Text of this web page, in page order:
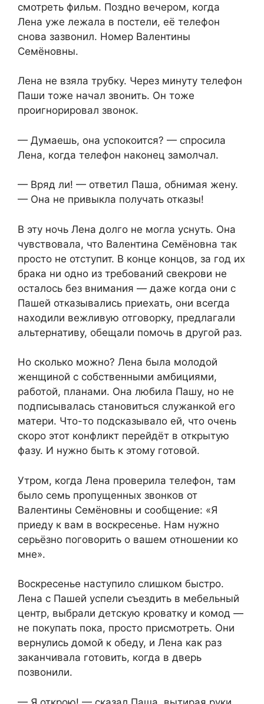
смотреть фильм. Поздно вечером, когда
Лена уже лежала в постели, её телефон
снова зазвонил. Номер Валентины
Семёновны.
Лена не взяла трубку. Через минуту телефон
Паши тоже начал звонить. Он тоже
проигнорировал звонок.
— Думаешь, она успокоится? — спросила
Лена, когда телефон наконец замолчал.
— Вряд ли! — ответил Паша, обнимая жену.
— Она не привыкла получать отказы!
В эту ночь Лена долго не могла уснуть. Она
чувствовала, что Валентина Семёновна так
просто не отступит. В конце концов, за год их
брака ни одно из требований свекрови не
осталось без внимания — даже когда они с
Пашей отказывались приехать, они всегда
находили вежливую отговорку, предлагали
альтернативу, обещали помочь в другой раз.
Но сколько можно? Лена была молодой
женщиной с собственными амбициями,
работой, планами. Она любила Пашу, но не
подписывалась становиться служанкой его
матери. Что-то подсказывало ей, что очень
скоро этот конфликт перейдёт в открытую
фазу. И нужно быть к этому готовой.
Утром, когда Лена проверила телефон, там
было семь пропущенных звонков от
Валентины Семёновны и сообщение: «Я
приеду к вам в воскресенье. Нам нужно
серьёзно поговорить о вашем отношении ко
мне».
Воскресенье наступило слишком быстро.
Лена с Пашей успели съездить в мебельный
центр, выбрали детскую кроватку и комод —
не покупать пока, просто присмотреть. Они
вернулись домой к обеду, и Лена как раз
заканчивала готовить, когда в дверь
позвонили.